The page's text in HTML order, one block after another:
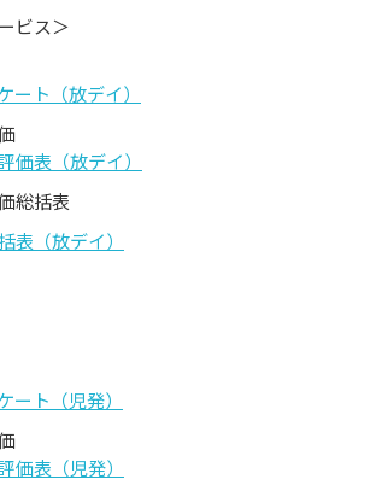
ビス＞
ート（放デイ）
価表（放デイ）
総括表
表（放デイ）
ート（児発）
価表（児発）